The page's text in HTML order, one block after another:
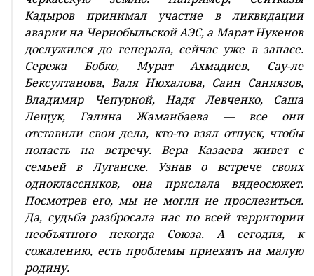
Кадыров принимал участие в ликвидации
аварии на Чернобыльской АЭС, а Марат Нукенов
дослужился до генерала, сейчас уже в запасе.
Сережа Бобко, Мурат Ахмадиев, Сау-ле
Бексултанова, Валя Нюхалова, Саин Саниязов,
Владимир Чепурной, Надя Левченко, Саша
Лещук, Галина Жаманбаева — все они
отставили свои дела, кто-то взял отпуск, чтобы
попасть на встречу. Вера Казаева живет с
семьей в Луганске. Узнав о встрече своих
одноклассников, она прислала видеосюжет.
Посмотрев его, мы не могли не прослезиться.
Да, судьба разбросала нас по всей территории
необъятного некогда Союза. А сегодня, к
сожалению, есть проблемы приехать на малую
родину.